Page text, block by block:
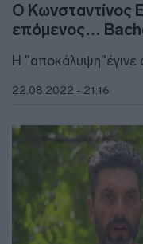
Ο Κωνσταντίνος
επόμενος…
Η
22.08.2022 - 21:16